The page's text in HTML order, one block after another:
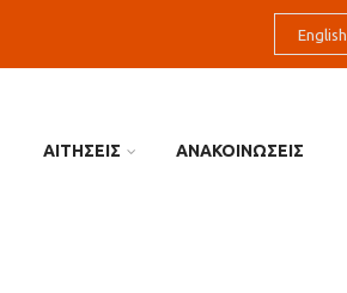
English
ΑΙΤΗΣΕΙΣ ΑΝΑΚΟΙΝΩΣΕΙΣ